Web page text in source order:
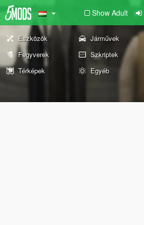
Show Adult
Eszközök Járművek
Fegyverek
Szkriptek
Térképek
Egyéb